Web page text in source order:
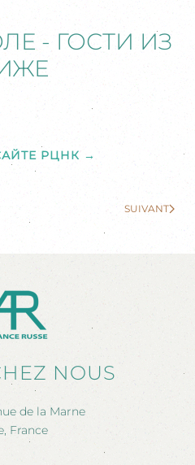
- ГОСТИ ИЗ
РЦНК →
SUIVANT
NOUS
de la Marne
France